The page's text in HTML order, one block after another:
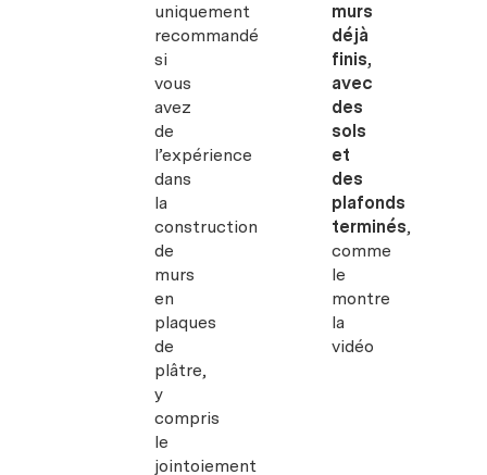
uniquement
recommandé
si
vous
avez
de
l’expérience
dans
la
construction
de
murs
en
plaques
de
plâtre,
y
compris
le
jointoiement
murs
déjà
finis,
avec
des
sols
et
des
plafonds
terminés,
comme
le
montre
la
vidéo